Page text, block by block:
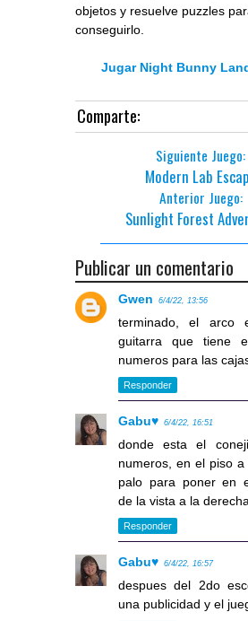
objetos y resuelve puzzles
conseguirlo.
Jugar Night Bunny
Comparte:
Siguiente Juego:
Modern Lab
Anterior Juego:
Sunlight Forest
Publicar un comentario
Gwen 6/4/22, 13:56
terminado, el arco
guitarra que tiene
numeros para las
Responder
Gabu♥ 6/4/22, 16:51
donde esta el
numeros, en el piso
palo para poner en
de la vista a la
Responder
Gabu♥ 6/4/22, 16:57
despues del 2do
una publicidad y el